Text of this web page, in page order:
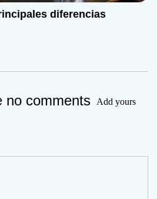
diferencias
no comments Add yours